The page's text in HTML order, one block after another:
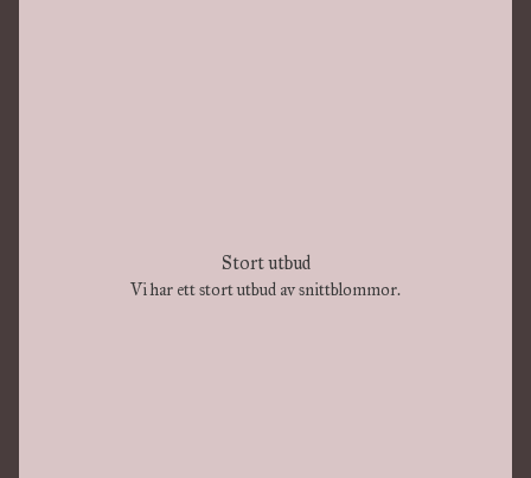
Stort utbud
Vi har ett stort utbud av snittblommor.